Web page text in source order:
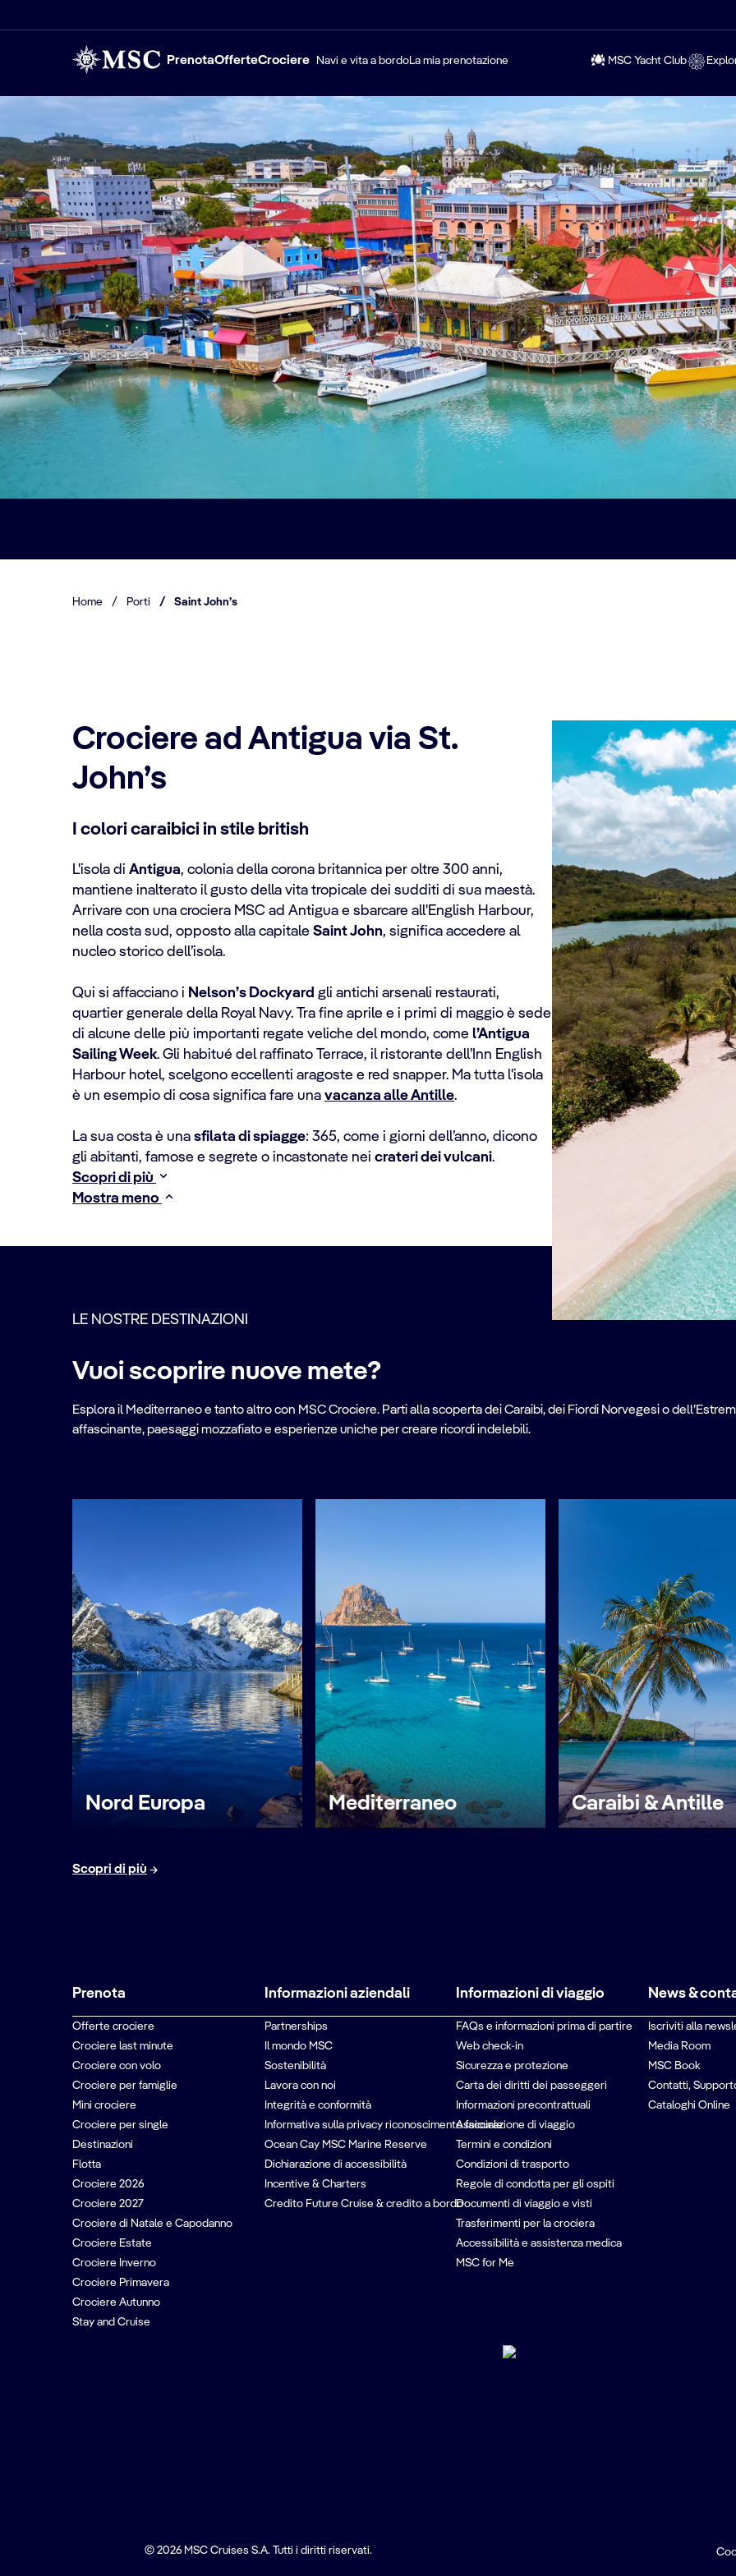
PrenotaOfferteCrociere Navi e vita a bordoLa mia prenotazione MSC Yacht Club
Home / Porti / Saint John’s
Crociere ad Antigua via St.
John’s
I colori caraibici in stile british
L'isola di Antigua, colonia della corona britannica per oltre 300 anni,
mantiene inalterato il gusto della vita tropicale dei sudditi di sua maestà.
Arrivare con una crociera MSC ad Antigua e sbarcare all'English Harbour,
nella costa sud, opposto alla capitale Saint John, significa accedere al
nucleo storico dell’isola.
Qui si affacciano i Nelson’s Dockyard gli antichi arsenali restaurati,
quartier generale della Royal Navy. Tra fine aprile e i primi di maggio è sede
di alcune delle più importanti regate veliche del mondo, come l’Antigua
Sailing Week. Gli habitué del raffinato Terrace, il ristorante dell’Inn English
Harbour hotel, scelgono eccellenti aragoste e red snapper. Ma tutta l'isola
è un esempio di cosa significa fare una vacanza alle Antille.
La sua costa è una sfilata di spiagge: 365, come i giorni dell’anno, dicono
gli abitanti, famose e segrete o incastonate nei crateri dei vulcani.
Scopri di più
Mostra meno
LE NOSTRE DESTINAZIONI
Vuoi scoprire nuove mete?
Esplora il Mediterraneo e tanto altro con MSC Crociere. Parti alla scoperta dei Caraibi, dei Fiordi Norvegesi o
affascinante, paesaggi mozzafiato e esperienze uniche per creare ricordi indelebili.
Nord Europa Mediterraneo Caraibi & Antille
Scopri di più
Prenota
Offerte crociere
Crociere last minute
Crociere con volo
Crociere per famiglie
Mini crociere
Crociere per single
Destinazioni
Flotta
Crociere 2026
Crociere 2027
Crociere di Natale e Capodanno
Crociere Estate
Crociere Inverno
Crociere Primavera
Crociere Autunno
Stay and Cruise
Informazioni aziendali
Partnerships
Il mondo MSC
Sostenibilità
Lavora con noi
Integrità e conformità
Informativa sulla privacy riconoscimento facciale
Ocean Cay MSC Marine Reserve
Dichiarazione di accessibilità
Incentive & Charters
Credito Future Cruise & credito a bordo
Informazioni di viaggio
FAQs e informazioni prima di partire
Web check-in
Sicurezza e protezione
Carta dei diritti dei passeggeri
Informazioni precontrattuali
Assicurazione di viaggio
Termini e condizioni
Condizioni di trasporto
Regole di condotta per gli ospiti
Documenti di viaggio e visti
Trasferimenti per la crociera
Accessibilità e assistenza medica
MSC for Me
News &
Iscriviti alla
Media Room
MSC Book
Contatti,
Cataloghi Online
© 2026 MSC Cruises S.A. Tutti i diritti riservati.